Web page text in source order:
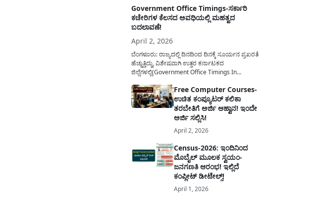
Government Office Timings-ಸರ್ಕಾರಿ
ಕಚೇರಿಗಳ ಕೆಲಸದ ಅವಧಿಯಲ್ಲಿ ಮಹತ್ವದ
ಬದಲಾವಣೆ!
April 2, 2026
ಬೆಂಗಳೂರು: ರಾಜ್ಯದಲ್ಲಿ ದಿನದಿಂದ ದಿನಕ್ಕೆ ಸೂರ್ಯನ ಪ್ರಖರತೆ
ಹೆಚ್ಚುತ್ತಿದ್ದು, ವಿಶೇಷವಾಗಿ ಉತ್ತರ ಕರ್ನಾಟಕದ
ಜಿಲ್ಲೆಗಳಲ್ಲಿ(Government Office Timings In
ಹಿನ್ನೆಲೆಯಲ್ಲಿ ಸರ್ಕಾರಿ ನೌಕರರ ಹಿತದೃಷ್ಟಿಯಿಂದ ಹಾಗೂ
ಸಾರ್ವಜನಿಕರ ಅನುಕೂಲಕ್ಕಾಗಿ ಕರ್ನಾಟಕ ಸರ್ಕಾರವು
ಮಹತ್ವದ ನಿರ್ಧಾರವೊಂದನ್ನು ಕೈಗೊಂಡಿದೆ. ಕಿತ್ತೂರು ಕರ್ನಾಟಕ
ಮತ್ತು ಕಲ್ಯಾಣ ಕರ್ನಾಟಕದ ಒಟ್ಟು 9 ಜಿಲ್ಲೆಗಳಲ್ಲಿ ಏಪ್ರಿಲ್...
Free Computer Courses-
ಉಚಿತ ಕಂಪ್ಯೂಟರ್ ಕಲಿಕಾ
ತರಬೇತಿಗೆ ಅರ್ಜಿ ಆಹ್ವಾನ! ಇಂದೇ
ಅರ್ಜಿ ಸಲ್ಲಿಸಿ!
April 2, 2026
Census-2026: ಇಂದಿನಿಂದ
ಮೊಬೈಲ್ ಮೂಲಕ ಸ್ವಯಂ-
ಜನಗಣತಿ ಆರಂಭ! ಇಲ್ಲಿದೆ
ಕಂಪ್ಲೀಟ್ ಡೀಟೇಲ್ಸ್!
April 1, 2026